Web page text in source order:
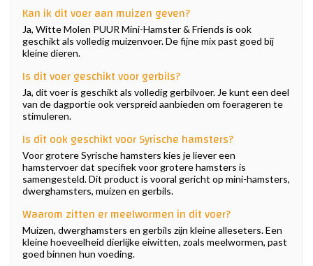
Kan ik dit voer aan muizen geven?
Ja, Witte Molen PUUR Mini-Hamster & Friends is ook
geschikt als volledig muizenvoer. De fijne mix past goed bij
kleine dieren.
Is dit voer geschikt voor gerbils?
Ja, dit voer is geschikt als volledig gerbilvoer. Je kunt een deel
van de dagportie ook verspreid aanbieden om foerageren te
stimuleren.
Is dit ook geschikt voor Syrische hamsters?
Voor grotere Syrische hamsters kies je liever een
hamstervoer dat specifiek voor grotere hamsters is
samengesteld. Dit product is vooral gericht op mini-hamsters,
dwerghamsters, muizen en gerbils.
Waarom zitten er meelwormen in dit voer?
Muizen, dwerghamsters en gerbils zijn kleine alleseters. Een
kleine hoeveelheid dierlijke eiwitten, zoals meelwormen, past
goed binnen hun voeding.